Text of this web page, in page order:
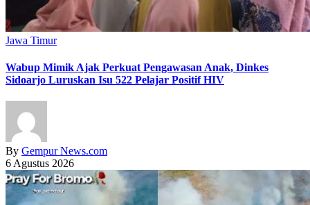
Jawa Timur
Wabup Mimik Ajak Perkuat Pengawasan Anak, Dinkes
Sidoarjo Luruskan Isu 522 Pelajar Positif HIV
By Gempur News.com
6 Agustus 2026